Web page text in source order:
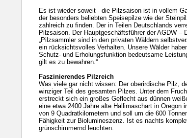
Es ist wieder soweit - die Pilzsaison ist in vollem
der besonders beliebten Speisepilze wie der
zahlreich zu finden. Der in Teilen Deutschlands
Pilzsaison. Der Hauptgeschäftsführer der AGDW –
„Pilzsammler sind in den privaten Wäldern
ein rücksichtsvolles Verhalten. Unsere Wälder
Schutz- und Erholungsfunktion bedeutsame
gilt es zu bewahren.“
Faszinierendes Pilzreich
Was viele gar nicht wissen: Der oberirdische Pilz,
winziger Teil des gesamten Pilzes. Unter dem
erstreckt sich ein großes Geflecht aus dünnen
eine etwa 2400 Jahre alte Hallimaschart in
von 9 Quadratkilometern und soll um die 600
Fähigkeit zur Biolumineszenz. Ist es nachts
grünschimmernd leuchten.